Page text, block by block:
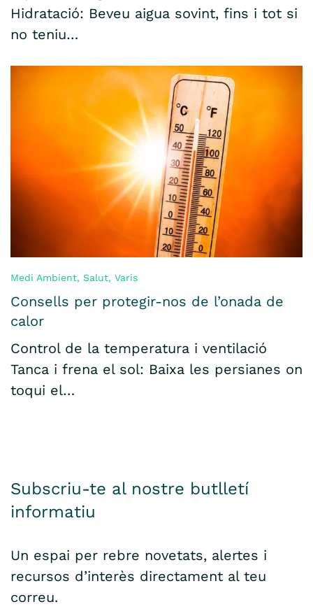
Hidratació: Beveu aigua sovint, fins i tot si
no teniu…
Medi Ambient, Salut, Varis
Consells per protegir-nos de l’onada de
calor
Control de la temperatura i ventilació
Tanca i frena el sol: Baixa les persianes on
toqui el…
Subscriu-te al nostre butlletí
informatiu
Un espai per rebre novetats, alertes i
recursos d’interès directament al teu
correu.